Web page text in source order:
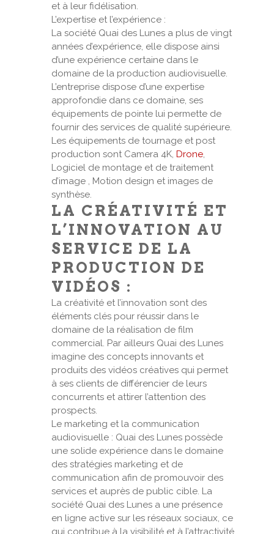
et à leur fidélisation.
L’expertise et l’expérience :
La société Quai des Lunes a plus de vingt
années d’expérience, elle dispose ainsi
d’une expérience certaine dans le
domaine de la production audiovisuelle.
L’entreprise dispose d’une expertise
approfondie dans ce domaine, ses
équipements de pointe lui permette de
fournir des services de qualité supérieure.
Les équipements de tournage et post
production sont Camera 4K, Drone,
Logiciel de montage et de traitement
d’image , Motion design et images de
synthèse.
LA CRÉATIVITÉ ET
L’INNOVATION AU
SERVICE DE LA
PRODUCTION DE
VIDÉOS :
La créativité et l’innovation sont des
éléments clés pour réussir dans le
domaine de la réalisation de film
commercial. Par ailleurs Quai des Lunes
imagine des concepts innovants et
produits des vidéos créatives qui permet
à ses clients de différencier de leurs
concurrents et attirer l’attention des
prospects.
Le marketing et la communication
audiovisuelle : Quai des Lunes possède
une solide expérience dans le domaine
des stratégies marketing et de
communication afin de promouvoir des
services et auprès de public cible. La
société Quai des Lunes a une présence
en ligne active sur les réseaux sociaux, ce
qui contribue à la visibilité et à l’attractivité